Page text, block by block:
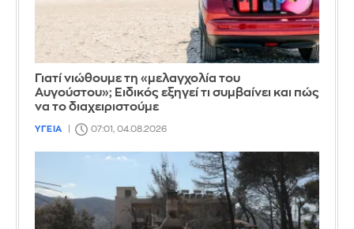
Γιατί νιώθουμε τη «μελαγχολία του
Αυγούστου»; Ειδικός εξηγεί τι συμβαίνει και πώς
να το διαχειριστούμε
ΥΓΕΙΑ 07:01, 04.08.2026